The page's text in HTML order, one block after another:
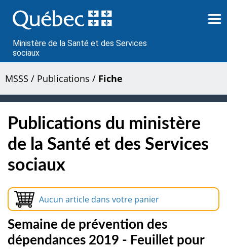
au
contenu
Ministère de la Santé et des Services
sociaux
MSSS / Publications / Fiche
Publications du ministère
de la Santé et des Services
sociaux
Aucun article dans votre panier
Semaine de prévention des
dépendances 2019 - Feuillet pour